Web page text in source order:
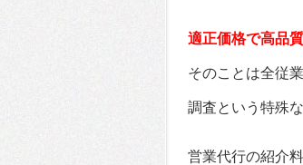
適正価格で高品
そのことは全従
調査という特殊
営業代行の紹介